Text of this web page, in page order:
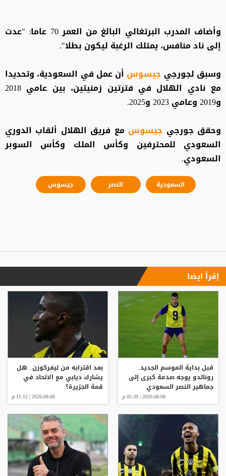
وأضاف المدرب البرتغالي البالغ من العمر 70 عاما: "عدت
إلى ناد منافس، يمتلك الرغبة ليكون بطلا".
وسبق لجورجي جيسوس أن عمل في السعودية، وتحديدا
مع نادي الهلال في فترتين زمنيتين، بين عامي 2018
و2019 وعامي 2023 و2025.
وحقق جورجي جيسوسمع فريق الهلال ألقاب الدوري
السعودي للمحترفين وكأس الملك وكأس السوبر
السعودي.
السعودية النصر جيسوس
إقرأ ايضا
قبل بداية الموسم الجديد..
رونالدو يوجه صدمة كبرى إلى
جماهير النصر السعودي
2026-08-08 | 05:39 م
بعد اقترابه من ليفركوزن.. هل
يشارك ديابي مع الاتحاد في
قمة الجزيرة؟
2026-08-06 | 11:12 م